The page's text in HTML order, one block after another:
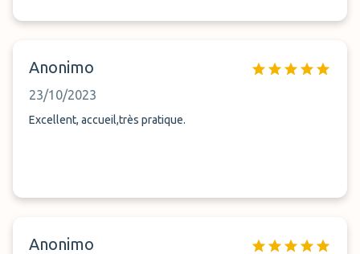
Anonimo
23/10/2023
Excellent, accueil,très pratique.
Anonimo